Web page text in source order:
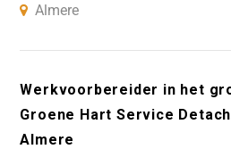
Almere
Werkvoorbereider in het
Groene Hart Service
Almere